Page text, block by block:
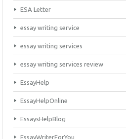
ESA Letter
essay writing service
essay writing services
essay writing services review
EssayHelp
EssayHelpOnline
EssaysHelpBlog
EssayWriterForYou